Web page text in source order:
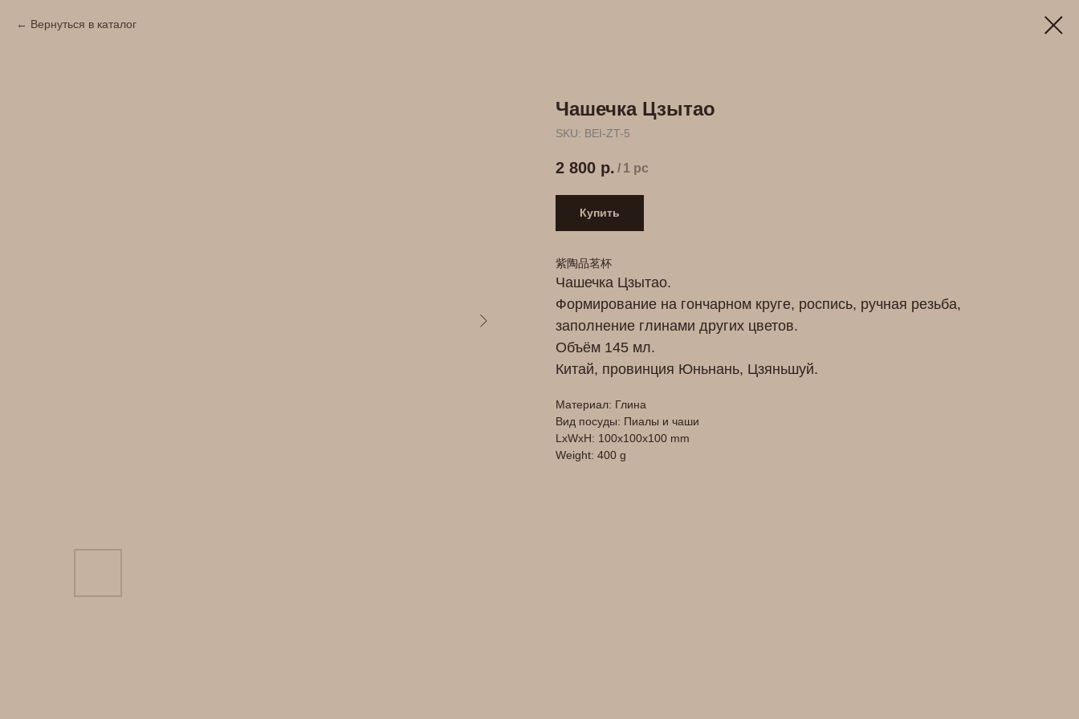
Вернуться в каталог
Чашечка Цзытао
SKU: BEI-ZT-5
2 800 р. / 1 pc
Купить
紫陶品茗杯
Чашечка Цзытао.
Формирование на гончарном круге, роспись, ручная резьба,
заполнение глинами других цветов.
Объём 145 мл.
Китай, провинция Юньнань, Цзяньшуй.
Материал: Глина
Вид посуды: Пиалы и чаши
LxWxH: 100x100x100 mm
Weight: 400 g